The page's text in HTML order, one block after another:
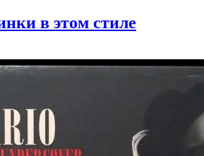
в этом стиле